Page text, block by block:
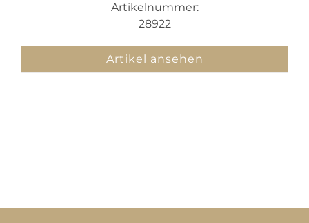
Artikelnummer:
28922
Artikel ansehen